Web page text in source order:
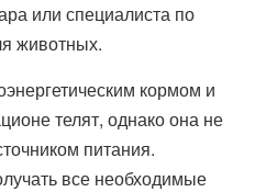
или специалиста по
животных.
кормом и
телят, однако она не
питания.
все необходимые